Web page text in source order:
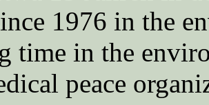
1976 in the
time in the
peace